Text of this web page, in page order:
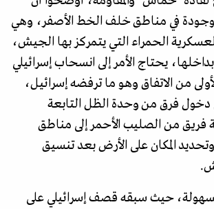
في مناطق خلف الخط الأصفر، وهي
الحمراء التي يتمركز بها الجيش،
يحتاج الأمر إلى انسحاب إسرائيلي
من الاتفاق وهو ما ترفضه إسرائيل،
دخول فرق من وحدة الظل التابعة
فريق من الصليب الأحمر إلى مناطق
المكان على الأرض بعد تنسيق
بسهولة، حيث سبقه قصف إسرائيلي على